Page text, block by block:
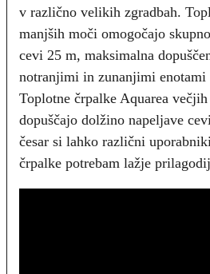
v različno velikih zgradbah.
manjših moči omogočajo
cevi 25 m, maksimalna
notranjimi in zunanjimi enotami
Toplotne črpalke Aquarea
dopuščajo dolžino napeljave
česar si lahko različni
črpalke potrebam lažje